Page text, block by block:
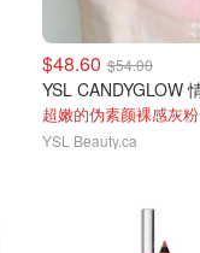
$48.60 $54.00
超嫩的伪素颜裸感灰粉
YSL Beauty.ca